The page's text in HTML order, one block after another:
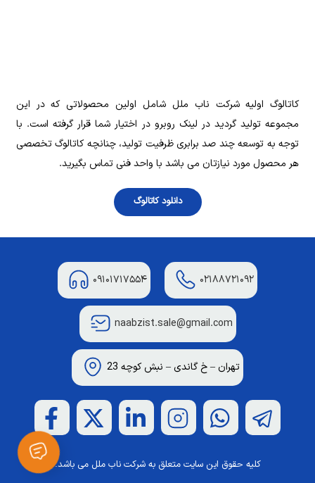
‌کاتالوگ اولیه شرکت ناب ملل شامل اولین محصولاتی که در این
مجموعه تولید گردید در لینک روبرو در اختیار شما قرار گرفته است. با
توجه به توسعه چند صد برابری ظرفیت تولید، چنانچه کاتالوگ تخصصی
هر محصول مورد نیازتان می باشد با واحد فنی تماس بگیرید.
دانلود کاتالوگ
۰۲۱۸۸۷۲۱۰۹۲ ۰۹۱۰۱۷۱۷۵۵۴
naabzist.sale@gmail.com
تهران – خ گاندی – نبش کوچه 23
کلیه حقوق این سایت متعلق به شرکت ناب ملل می باشد.